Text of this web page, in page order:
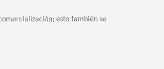
esto también se